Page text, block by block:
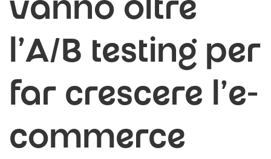
vanno oltre
l'A/B testing per
far crescere l'e-
commerce